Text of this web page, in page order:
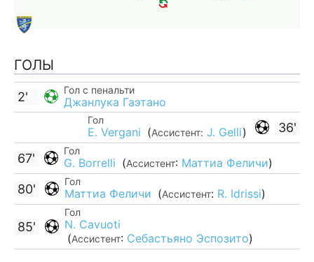
ГОЛЫ
Гол с пенальти
Джанлука Гаэтано
2'
36'
Гол
E. Vergani (Ассистент: J. Gelli)
Гол
G. Borrelli (Ассистент: Маттиа Феличи)
67'
Гол
Маттиа Феличи (Ассистент: R. Idrissi)
80'
Гол
N. Cavuoti
(Ассистент: Себастьяно Эспозито)
85'